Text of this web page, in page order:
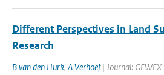
Different Perspectives in Land
Research
B van den Hurk, A Verhoef| Journal: